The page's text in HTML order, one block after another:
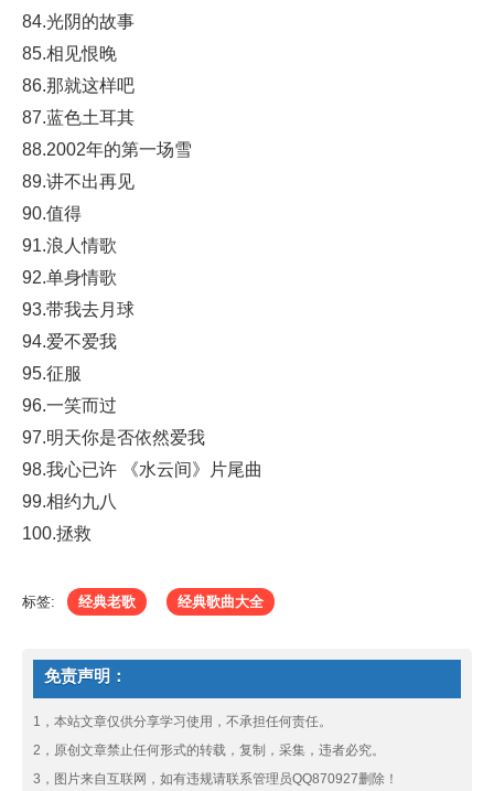
84.光阴的故事
85.相见恨晚
86.那就这样吧
87.蓝色土耳其
88.2002年的第一场雪
89.讲不出再见
90.值得
91.浪人情歌
92.单身情歌
93.带我去月球
94.爱不爱我
95.征服
96.一笑而过
97.明天你是否依然爱我
98.我心已许 《水云间》片尾曲
99.相约九八
100.拯救
标签: 经典老歌 经典歌曲大全
免责声明：
1，本站文章仅供分享学习使用，不承担任何责任。
2，原创文章禁止任何形式的转载，复制，采集，违者必究。
3，图片来自互联网，如有违规请联系管理员QQ870927删除！